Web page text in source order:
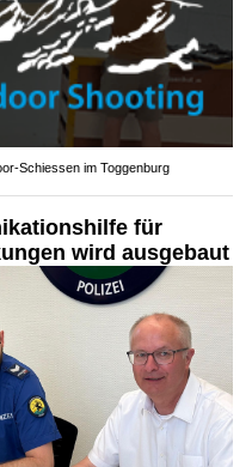
Schiessen im Toggenburg
für
wird ausgebaut